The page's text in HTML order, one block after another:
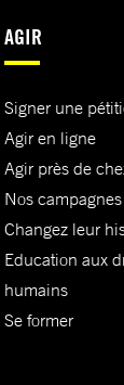
AGIR
Signer une
Agir en ligne
Agir près de
Nos campagnes
Changez leur
Education aux
humains
Se former